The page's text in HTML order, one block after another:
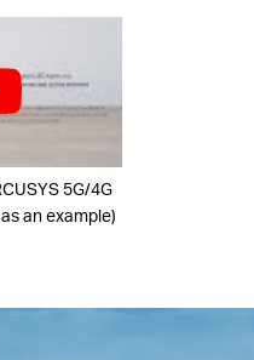
5G/4G
an example)